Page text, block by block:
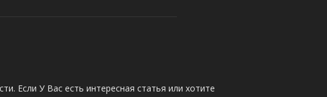
Если У Вас есть интересная статья или хотите